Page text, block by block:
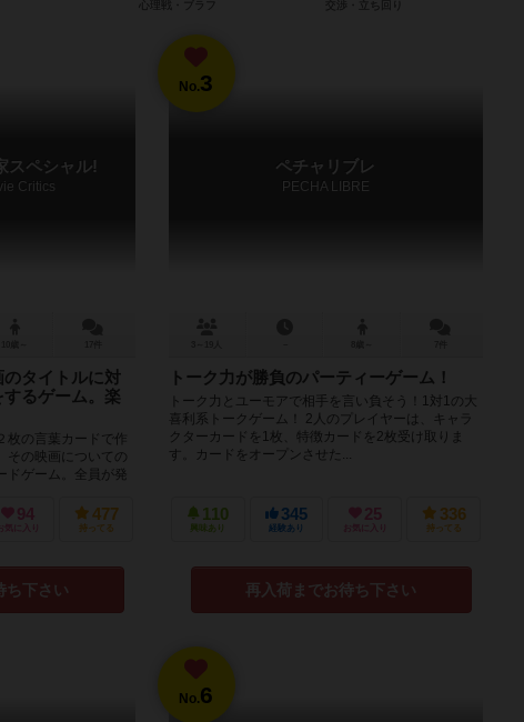
スペシャル!
Critics
タイトルに対
するゲーム。楽
の言葉カードで作
その映画についての
ドゲーム。全員が発
94
お気に入り
477
持ってる
ち下さい
No.3
ペチャリブレ
PECHA LIBRE
トーク力が勝負のパーティーゲーム！
トーク力とユーモアで相手を言い負そう！1対1の大
喜利系トークゲーム！ 2人のプレイヤーは、キャラ
クターカードを1枚、特徴カードを2枚受け取りま
す。カードをオープンさせた...
110
興味あり
345
経験あり
25
お気に入り
336
持ってる
再入荷までお待ち下さい
No.6